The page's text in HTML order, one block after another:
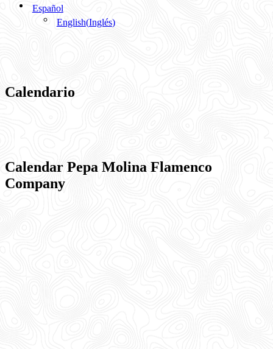
Español
English(Inglés)
Calendario
Calendar Pepa Molina Flamenco
Company